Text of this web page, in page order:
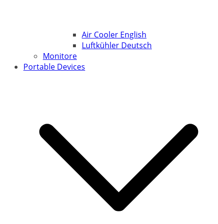
Air Cooler English
Luftkühler Deutsch
Monitore
Portable Devices